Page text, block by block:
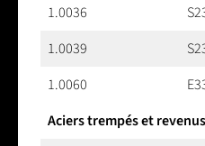
1.0036
1.0039
1.0060
Aciers trempés et